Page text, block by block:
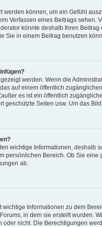
werden können, um ein Gefühl
Verfassen eines Beitrags
könnte deshalb Ihren
Sie in einem Beitrag benutzen
werden. Wenn die
auf einem öffentlich
es ist ein öffentlich
geschützte Seiten usw. Um das
wichtige Informationen, deshalb
persönlichen Bereich. Ob Sie
ab.
Informationen zu dem
in dem sie erstellt wurden.
oder nicht. Die Berechtigungen